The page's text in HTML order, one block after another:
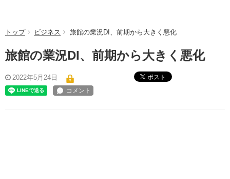
トップ ビジネス 旅館の業況DI、前期から大きく悪化
旅館の業況DI、前期から大きく悪化
2022年5月24日 ポスト